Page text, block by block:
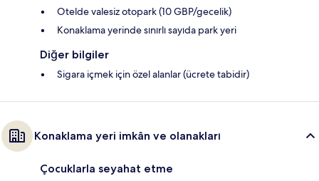
Otelde valesiz otopark (10 GBP/gecelik)
Konaklama yerinde sınırlı sayıda park yeri
Diğer bilgiler
Sigara içmek için özel alanlar (ücrete tabidir)
Konaklama yeri imkân ve olanakları
Çocuklarla seyahat etme